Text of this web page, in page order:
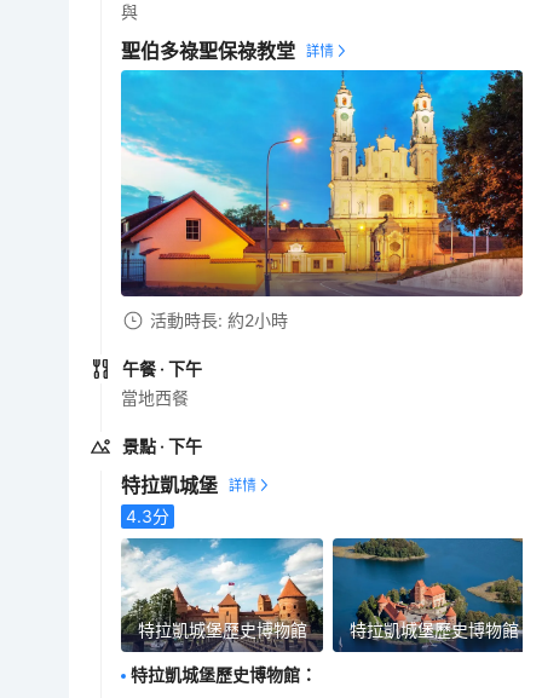
與
聖伯多祿聖保祿教堂
活動時長: 約2小時
午餐 · 下午
當地西餐
景點 · 下午
特拉凱城堡
4.3分
特拉凱城堡歷史博物館 特拉凱城堡歷史博物館
特拉凱城堡歷史博物館 ：